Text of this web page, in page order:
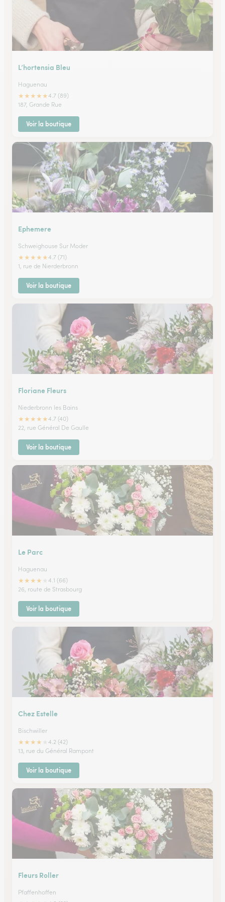
L’hortensia Bleu
Haguenau
★★★★★4.7 (89)
187, Grande Rue
Voir la boutique
Ephemere
Schweighouse Sur Moder
★★★★★4.7 (71)
1, rue de Nierderbronn
Voir la boutique
Floriane Fleurs
Niederbronn les Bains
★★★★★4.7 (40)
22, rue Général De Gaulle
Voir la boutique
Le Parc
Haguenau
★★★★
4.1 (66)
26, route de Strasbourg
Voir la boutique
Chez Estelle
Bischwiller
★★★★
4.2 (42)
13, rue du Général Rampont
Voir la boutique
Fleurs Roller
Pfaffenhoffen